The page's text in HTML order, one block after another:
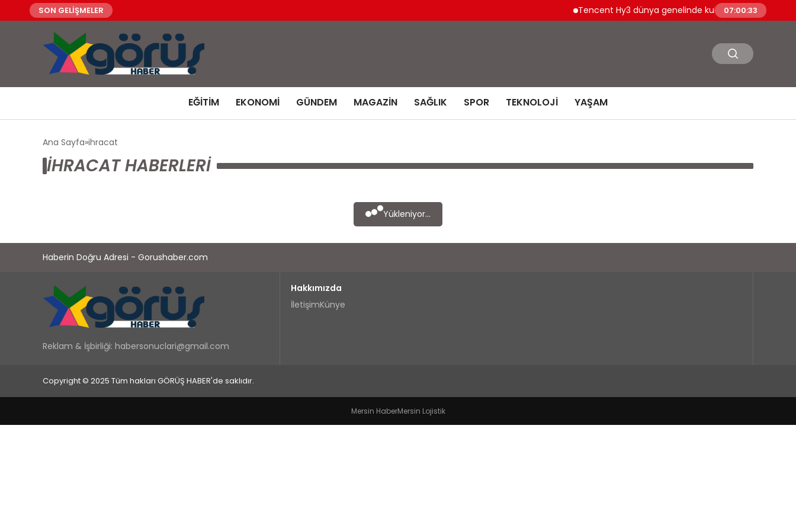
SON GELİŞMELER Tencent Hy3 dünya genelinde kullanıma sunuldu
07:00:33
EĞITIM EKONOMI GÜNDEM MAGAZIN SAĞLIK SPOR TEKNOLOJI YAŞAM
Ana Sayfa ihracat
IHRACAT HABERLERI
Yükleniyor...
Haberin Doğru Adresi - Gorushaber.com
Reklam & İşbirliği: habersonuclari@gmail.com
Hakkımızda
İletişimKünye
Copyright © 2025 Tüm hakları GÖRÜŞ HABER'de saklıdır.
Mersin HaberMersin Lojistik